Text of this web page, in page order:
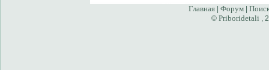
Главная| Форум|
© Priboridetali ,